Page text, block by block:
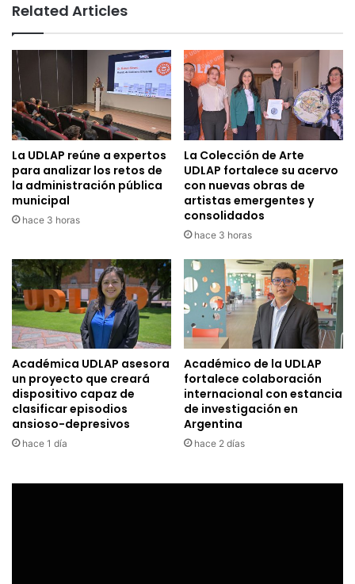
Related Articles
La UDLAP reúne a expertos
para analizar los retos de
la administración pública
municipal
hace 3 horas
La Colección de Arte
UDLAP fortalece su acervo
con nuevas obras de
artistas emergentes y
consolidados
hace 3 horas
Académica UDLAP asesora
un proyecto que creará
dispositivo capaz de
clasificar episodios
ansioso-depresivos
hace 1 día
Académico de la UDLAP
fortalece colaboración
internacional con estancia
de investigación en
Argentina
hace 2 días